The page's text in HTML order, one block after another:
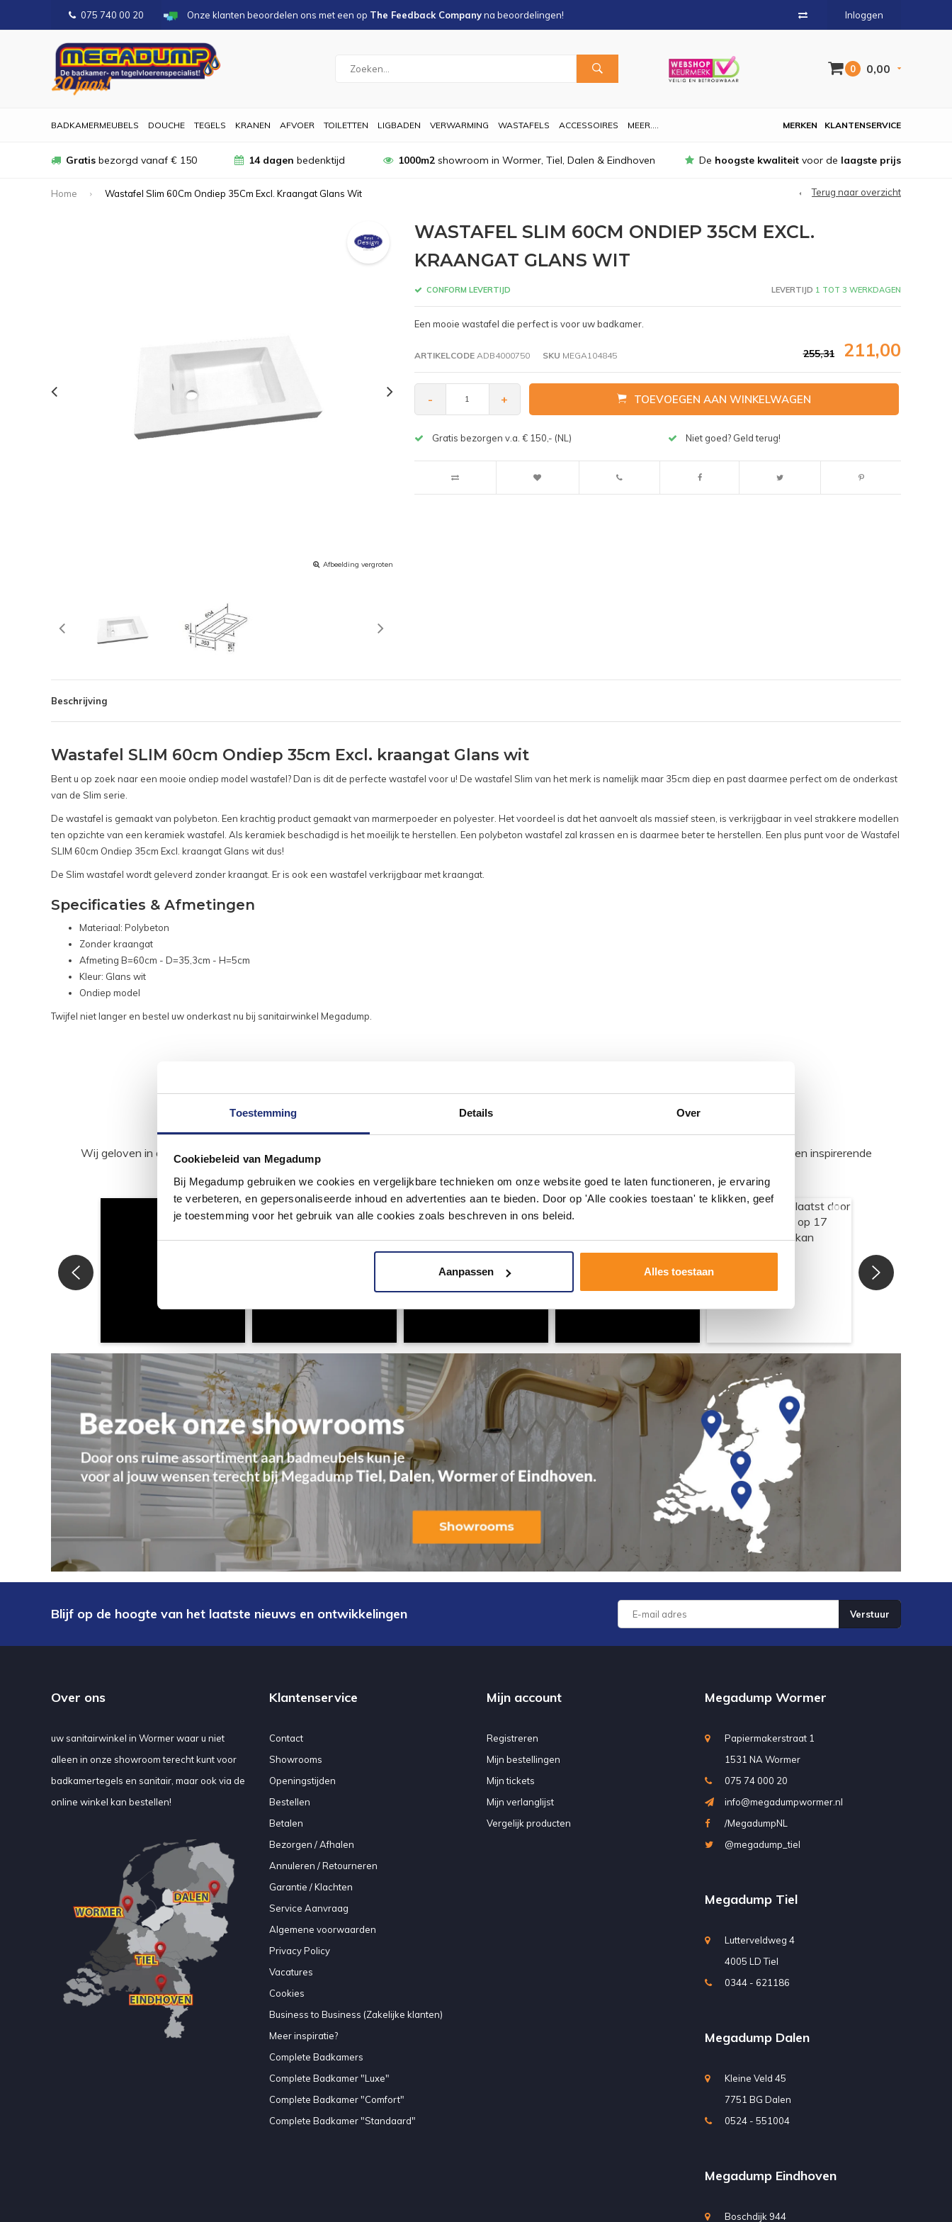
Toestemming Details Over
Cookiebeleid van Megadump
Bij Megadump gebruiken we cookies en vergelijkbare technieken om onze website goed te laten functioneren, je ervaring
te verbeteren, en gepersonaliseerde inhoud en advertenties aan te bieden. Door op 'Alle cookies toestaan' te klikken, geef
je toestemming voor het gebruik van alle cookies zoals beschreven in ons beleid.
Aanpassen Alles toestaan
075 740 00 20 Onze klanten beoordelen ons met een op The Feedback Companyna beoordelingen! Inloggen
0 0,00
BADKAMERMEUBELS DOUCHE TEGELS KRANEN AFVOER TOILETTEN LIGBADEN VERWARMING WASTAFELS ACCESSOIRES MEER.... KLANTENSERVICE
MERKEN
Gratis bezorgd vanaf € 150 14 dagen bedenktijd 1000m2showroom in Wormer, Tiel, Dalen & Eindhoven De hoogste kwaliteit voor de laagste prijs
Home Wastafel Slim 60Cm Ondiep 35Cm Excl. Kraangat Glans Wit Terug naar overzicht
Afbeelding vergroten
WASTAFEL SLIM 60CM ONDIEP 35CM EXCL.
KRAANGAT GLANS WIT
CONFORM LEVERTIJD LEVERTIJD 1 TOT 3 WERKDAGEN
Een mooie wastafel die perfect is voor uw badkamer.
ARTIKELCODEADB4000750 SKU MEGA104845 255,31 211,00
- + TOEVOEGEN AAN WINKELWAGEN
Gratis bezorgen v.a. € 150,- (NL) Niet goed? Geld terug!
Beschrijving
Wastafel SLIM 60cm Ondiep 35cm Excl. kraangat Glans wit
Bent u op zoek naar een mooie ondiep model wastafel? Dan is dit de perfecte wastafel voor u! De wastafel Slim van het merk is namelijk maar 35cm diep en past daarmee perfect om de onderkast
van de Slim serie.
De wastafel is gemaakt van polybeton. Een krachtig product gemaakt van marmerpoeder en polyester. Het voordeel is dat het aanvoelt als massief steen, is verkrijgbaar in veel strakkere modellen
ten opzichte van een keramiek wastafel. Als keramiek beschadigd is het moeilijk te herstellen. Een polybeton wastafel zal krassen en is daarmee beter te herstellen. Een plus punt voor de Wastafel
SLIM 60cm Ondiep 35cm Excl. kraangat Glans wit dus!
De Slim wastafel wordt geleverd zonder kraangat. Er is ook een wastafel verkrijgbaar met kraangat.
Specificaties & Afmetingen
Materiaal: Polybeton
Zonder kraangat
Afmeting B=60cm - D=35,3cm - H=5cm
Kleur: Glans wit
Ondiep model
Twijfel niet langer en bestel uw onderkast nu bij sanitairwinkel Megadump.
#mijndroombadkamer
Wij geloven in de kracht van delen. Deel jouw badkamer op Instagram met #mijndroombadkamer en tag @megadumpnl. Samen bouwen we een inspirerende
Blijf op de hoogte van het laatste nieuws en ontwikkelingen Verstuur
Over ons
uw sanitairwinkel in Wormer waar u niet
alleen in onze showroom terecht kunt voor
badkamertegels en sanitair, maar ook via de
online winkel kan bestellen!
Klantenservice
Contact
Showrooms
Openingstijden
Bestellen
Betalen
Bezorgen / Afhalen
Annuleren / Retourneren
Garantie / Klachten
Service Aanvraag
Algemene voorwaarden
Privacy Policy
Vacatures
Cookies
Business to Business (Zakelijke klanten)
Meer inspiratie?
Complete Badkamers
Complete Badkamer "Luxe"
Complete Badkamer "Comfort"
Complete Badkamer "Standaard"
Mijn account
Registreren
Mijn bestellingen
Mijn tickets
Mijn verlanglijst
Vergelijk producten
Megadump Wormer
Papiermakerstraat 1
1531 NA Wormer
075 74 000 20
info@megadumpwormer.nl
/MegadumpNL
@megadump_tiel
Megadump Tiel
Lutterveldweg 4
4005 LD Tiel
0344 - 621186
Megadump Dalen
Kleine Veld 45
7751 BG Dalen
0524 - 551004
Megadump Eindhoven
Boschdijk 944